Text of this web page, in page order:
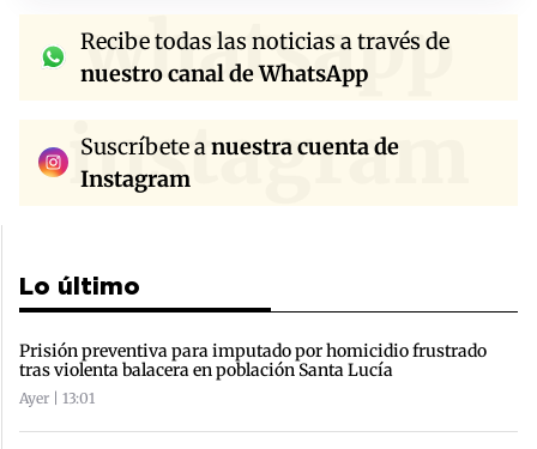
whatsapp
Recibe todas las noticias a través de
nuestro canal de WhatsApp
instagram
Suscríbete anuestra cuenta de
Instagram
Lo último
Prisión preventiva para imputado por homicidio frustrado
tras violenta balacera en población Santa Lucía
Ayer | 13:01